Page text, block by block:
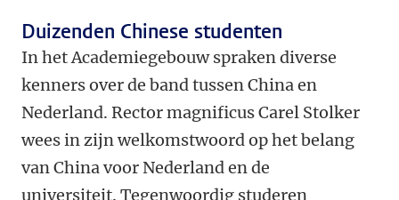
Duizenden Chinese studenten
In het Academiegebouw spraken diverse
kenners over de band tussen China en
Nederland. Rector magnificus Carel Stolker
wees in zijn welkomstwoord op het belang
van China voor Nederland en de
universiteit. Tegenwoordig studeren